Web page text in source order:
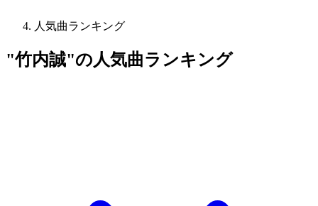
人気曲ランキング
"竹内誠"の人気曲ランキング